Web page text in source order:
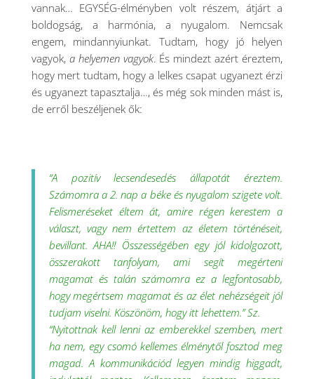
vannak… EGYSÉG-élményben volt részem, átjárt a
boldogság, a harmónia, a nyugalom. Nemcsak
engem, mindannyiunkat. Tudtam, hogy jó helyen
vagyok, a helyemen vagyok. És mindezt azért éreztem,
hogy mert tudtam, hogy a lelkes csapat ugyanezt érzi
és ugyanezt tapasztalja…, és még sok minden mást is,
de erről beszéljenek ők:
“A pozitív lecsendesedés állapotát éreztem.
Számomra a 2. nap a béke és nyugalom szigete volt.
Felismeréseket éltem át, amire régen kerestem a
választ, vagy nem értettem az életem történéseit,
bevillant. AHA!! Összességében egy jól kidolgozott,
összerakott tanfolyam, ami segít megérteni
magamat és talán számomra ez a legfontosabb,
hogy megértsem magamat és az élet nehézségeit jól
tudjam viselni. Köszönöm, hogy itt lehettem.” Sz.
“Nyitottnak kell lenni az emberekkel szemben, mert
ha nem, egy csomó kellemes élménytől fosztod meg
magad. A kommunikációd legyen mindig higgadt,